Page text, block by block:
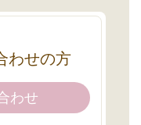
わせの方
わせ